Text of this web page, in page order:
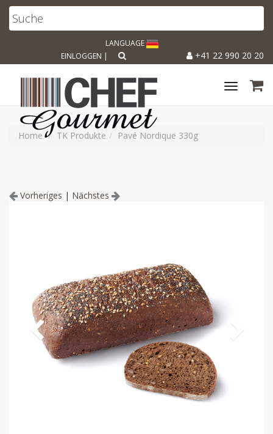
LANGUAGE
+41 22 990 20 20
EINLOGGEN |
Toggle
Home TK Produkte Pavé Nordique 330g
Vorheriges | Nächstes